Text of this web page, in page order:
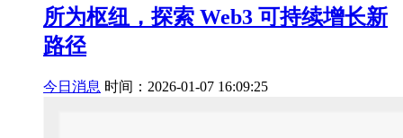
所为枢纽，探索 Web3 可持续增长新
路径
今日消息 时间：2026-01-07 16:09:25